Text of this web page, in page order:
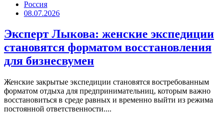
Россия
08.07.2026
Эксперт Лыкова: женские экспедиции
становятся форматом восстановления
для бизнесвумен
Женские закрытые экспедиции становятся востребованным
форматом отдыха для предпринимательниц, которым важно
восстановиться в среде равных и временно выйти из режима
постоянной ответственности....